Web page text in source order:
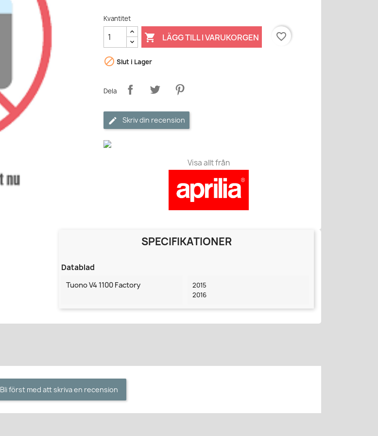
Kvantitet
 LÄGG TILL I VARUKORGEN favorite_border
 Slut i Lager
Dela
Skriv din recension
Visa allt från
SPECIFIKATIONER
Datablad
Tuono V4 1100 Factory
2015
2016
Bli först med att skriva en recension